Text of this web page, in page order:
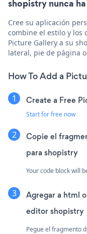
shopistry nunca
Cree su aplicación
combine el estilo y los
Picture Gallery a su
lateral, pie de página
How To Add a
Create a Free
Start for free now
Copie el
para shopistry
Your code block will
Agregar a html
editor shopistry
Pegue el fragmento